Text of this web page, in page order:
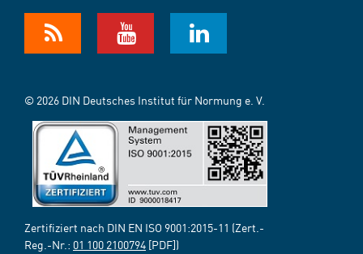
© 2026 DIN Deutsches Institut für Normung e. V.
Zertifiziert nach DIN EN ISO 9001:2015-11 (Zert.-
Reg.-Nr.: 01 100 2100794 [PDF])